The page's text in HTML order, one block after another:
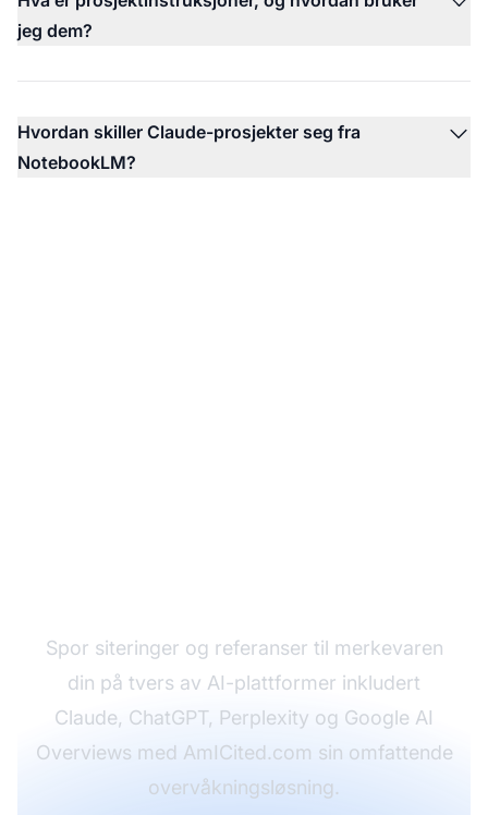
jeg dem?
Hvordan skiller Claude-prosjekter seg fra
NotebookLM?
Spor siteringer og referanser til merkevaren
din på tvers av AI-plattformer inkludert
Claude, ChatGPT, Perplexity og Google AI
Overviews med AmICited.com sin omfattende
overvåkningsløsning.